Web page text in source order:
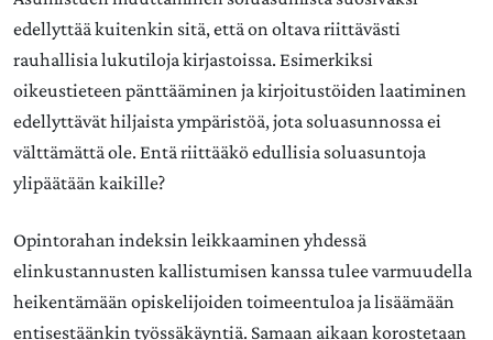
edellyttää kuitenkin sitä, että on oltava riittävästi
rauhallisia lukutiloja kirjastoissa. Esimerkiksi
oikeustieteen pänttääminen ja kirjoitustöiden laatiminen
edellyttävät hiljaista ympäristöä, jota soluasunnossa ei
välttämättä ole. Entä riittääkö edullisia soluasuntoja
ylipäätään kaikille?
Opintorahan indeksin leikkaaminen yhdessä
elinkustannusten kallistumisen kanssa tulee varmuudella
heikentämään opiskelijoiden toimeentuloa ja lisäämään
entisestäänkin työssäkäyntiä. Samaan aikaan korostetaan